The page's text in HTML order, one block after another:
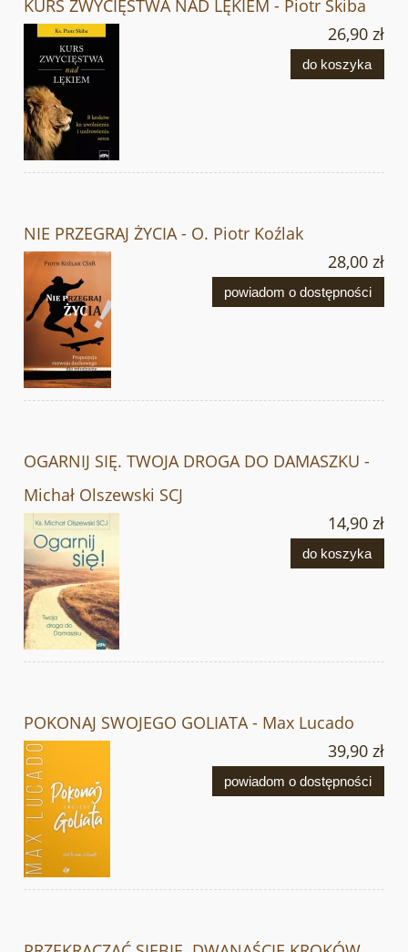
KURS ZWYCIĘSTWA NAD LĘKIEM - Piotr Skiba
26,90 zł
do koszyka
NIE PRZEGRAJ ŻYCIA - O. Piotr Koźlak
28,00 zł
powiadom o dostępności
OGARNIJ SIĘ. TWOJA DROGA DO DAMASZKU -
Michał Olszewski SCJ
14,90 zł
do koszyka
POKONAJ SWOJEGO GOLIATA - Max Lucado
39,90 zł
powiadom o dostępności